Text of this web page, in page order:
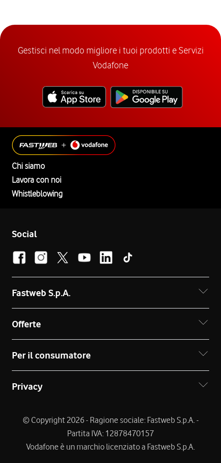
Gestisci nel modo migliore i tuoi prodotti e Servizi
Vodafone
Chi siamo
Lavora con noi
Whistleblowing
Social
Fastweb S.p.A.
Offerte
Per il consumatore
Privacy
© Copyright 2026 - Ragione sociale: Fastweb S.p.A. -
Partita IVA: 12878470157
Vodafone è un marchio licenziato a Fastweb S.p.A.